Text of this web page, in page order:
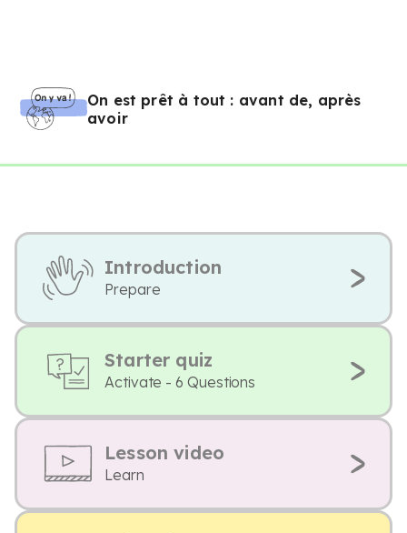
On est prêt à tout : avant de, après
avoir
Introduction
Prepare
Starter quiz
Activate - 6 Questions
Lesson video
Learn